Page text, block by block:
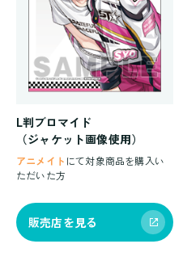
L判ブロマイド
（ジャケット画像使用）
アニメイト にて対象商品を購入い
ただいた方
販売店を見る